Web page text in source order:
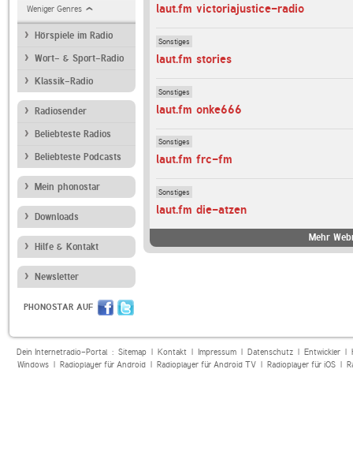
Weniger Genres
Hörspiele im Radio
Wort- & Sport-Radio
Klassik-Radio
Radiosender
Beliebteste Radios
Beliebteste Podcasts
Mein phonostar
Downloads
Hilfe & Kontakt
Newsletter
PHONOSTAR AUF
laut.fm victoriajustice-radio
Sonstiges
laut.fm stories
Sonstiges
laut.fm onke666
Sonstiges
laut.fm frc-fm
Sonstiges
laut.fm die-atzen
Mehr
Dein Internetradio-Portal : Sitemap| Kontakt| Impressum| Datenschutz| Entwickler|
Windows| Radioplayer für Android| Radioplayer für Android TV| Radioplayer für iOS|